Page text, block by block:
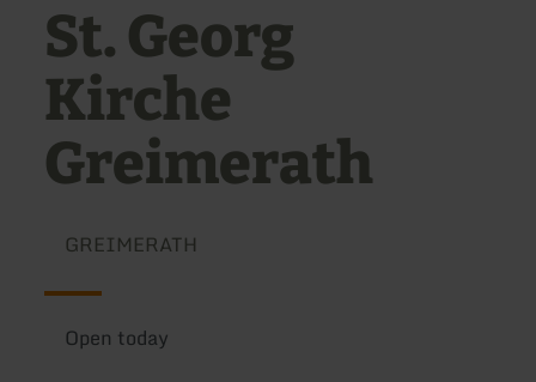
St. Georg
Kirche
Greimerath
GREIMERATH
Open today